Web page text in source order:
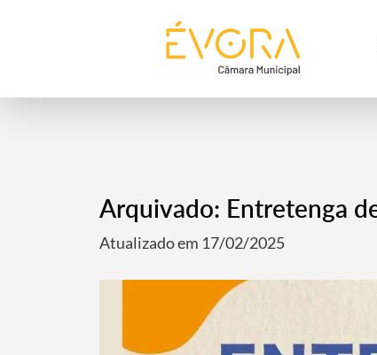
Arquivado: Entretenga
Atualizado em 17/02/2025